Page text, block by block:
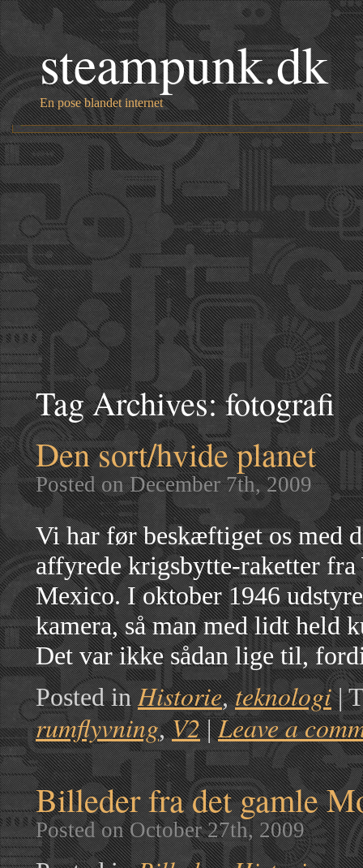
steampunk.dk
En pose blandet internet
Tag Archives:fotografi
Den sort/hvide planet
Posted on December 7th, 2009
Vi har før beskæftiget os med
affyrede krigsbytte-raketter fra
Mexico. I oktober 1946
kamera, så man med lidt held
Det var ikke sådan lige til,
Posted in Historie,teknologi |
rumflyvning,V2 | Leave a
Billeder fra det gamle
Posted on October 27th, 2009